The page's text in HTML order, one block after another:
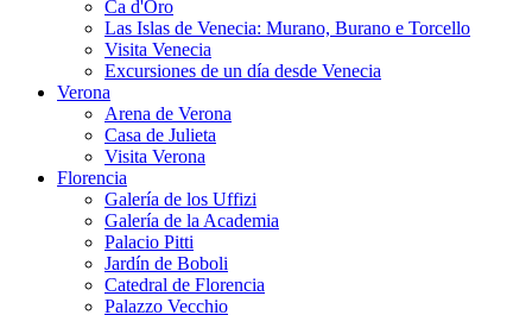
Ca d'Oro
Las Islas de Venecia: Murano, Burano e Torcello
Visita Venecia
Excursiones de un día desde Venecia
Verona
Arena de Verona
Casa de Julieta
Visita Verona
Florencia
Galería de los Uffizi
Galería de la Academia
Palacio Pitti
Jardín de Boboli
Catedral de Florencia
Palazzo Vecchio